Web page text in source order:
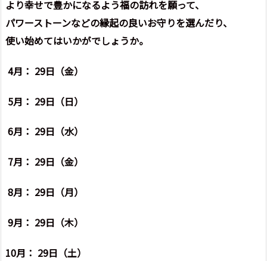
より幸せで豊かになるよう福の訪れを願って、
パワーストーンなどの縁起の良いお守りを選んだり、
使い始めてはいかがでしょうか。
4月： 29日（金）
5月： 29日（日）
6月： 29日（水）
7月： 29日（金）
8月： 29日（月）
9月： 29日（木）
10月： 29日（土）